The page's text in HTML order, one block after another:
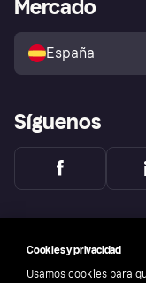
Política de protección
comprador de Klarna
Reclamaciones
Mercado
España
Síguenos
Cookies y privacidad
Usamos cookies para